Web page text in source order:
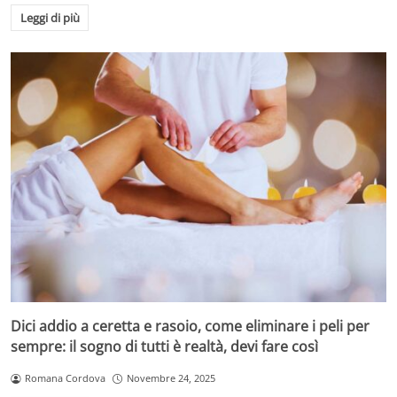
Proprio per questo, Mediaset ha deciso di scommettere
di nuovo su Chi vuol essere milionario?, un titolo che ha
scrittola storia della tvitaliana dal suo debutto nel
2000. In venticinque anni, il programma ha trasformato
semplici concorrenti in protagonisti, mescolando il
brivido dell’incertezza con il fascino della conoscenza.
Leggi di più
Dici addio a ceretta e rasoio, come eliminare i peli per
sempre: il sogno di tutti è realtà, devi fare così
Romana Cordova Novembre 24, 2025